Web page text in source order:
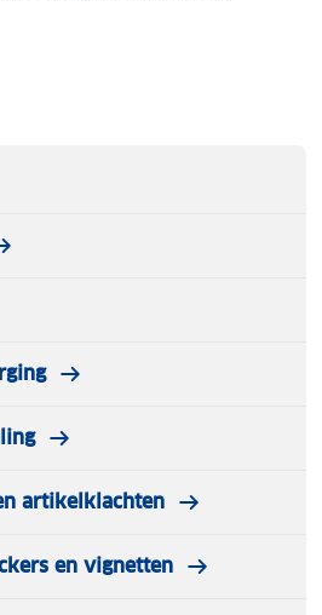
artikelklachten
en vignetten